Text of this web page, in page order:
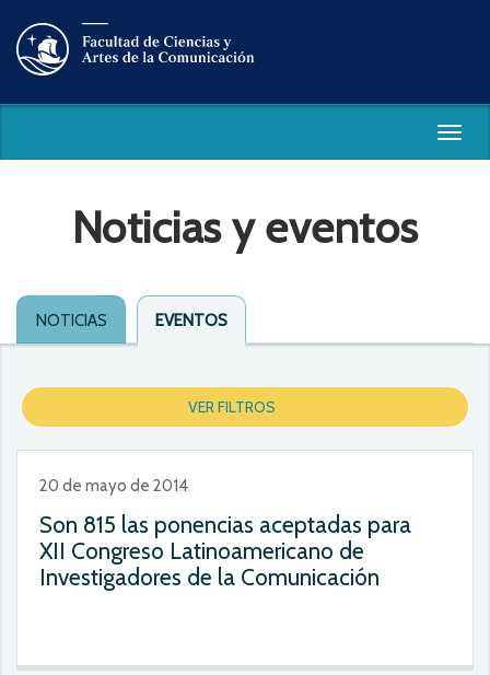
Noticias y eventos
NOTICIAS EVENTOS
VER FILTROS
20 de mayo de 2014
Son 815 las ponencias aceptadas para
XII Congreso Latinoamericano de
Investigadores de la Comunicación